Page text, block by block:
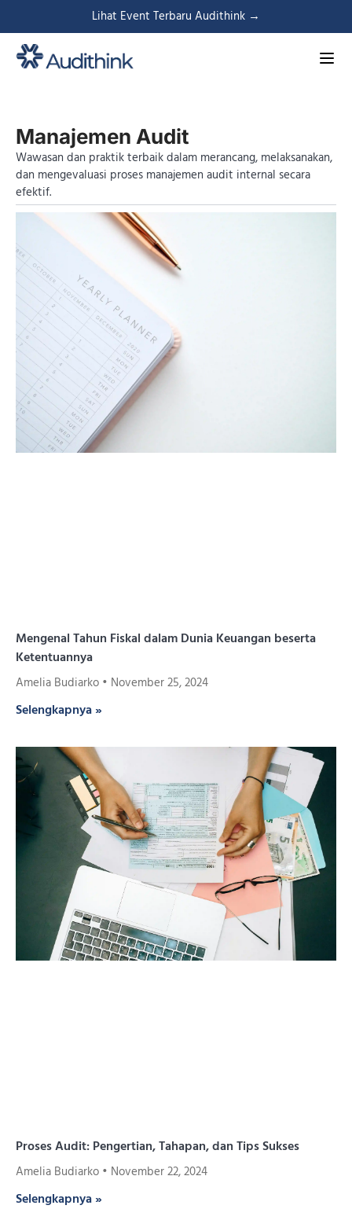
Lihat Event Terbaru Audithink →
Manajemen Audit
Wawasan dan praktik terbaik dalam merancang, melaksanakan,
dan mengevaluasi proses manajemen audit internal secara
efektif.
Mengenal Tahun Fiskal dalam Dunia Keuangan beserta
Ketentuannya
Amelia Budiarko November 25, 2024
Selengkapnya »
Proses Audit: Pengertian, Tahapan, dan Tips Sukses
Amelia Budiarko November 22, 2024
Selengkapnya »